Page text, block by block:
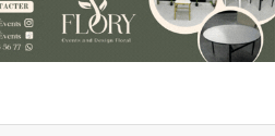
Eurobond : le Gabon réussit son
retour sur les marchés